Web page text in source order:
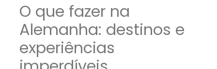
O que fazer na
Alemanha: destinos e
experiências